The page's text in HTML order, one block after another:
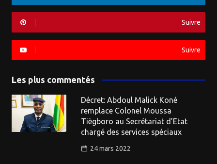
Suivre
Suivre
Les plus commentés
Décret: Abdoul Malick Koné
remplace Colonel Moussa
Tiègboro au Secrétariat d’Etat
chargé des services spéciaux
24 mars 2022